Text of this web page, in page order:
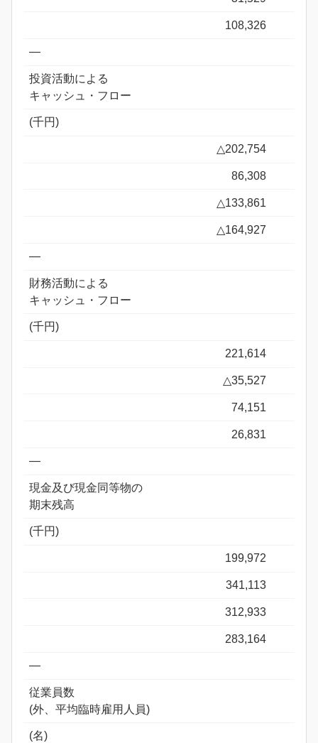
108,326
―
投資活動による
キャッシュ・フロー
(千円)
△202,754
86,308
△133,861
△164,927
―
財務活動による
キャッシュ・フロー
(千円)
221,614
△35,527
74,151
26,831
―
現金及び現金同等物の
期末残高
(千円)
199,972
341,113
312,933
283,164
―
従業員数
(外、平均臨時雇用人員)
(名)